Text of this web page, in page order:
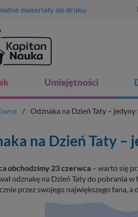
materiały do druku
Umiejętności
Odznaka na Dzień Taty –
na Dzień Taty –
obchodzimy 23 czerwca – warto się
odznakę na Dzień Taty do pobrania
przez swojego największego fana, a